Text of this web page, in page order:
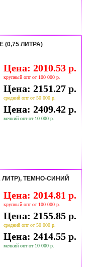
(0,75 ЛИТРА)
Цена: 2010.53 р.
крупный опт от 100 000 р.
Цена: 2151.27 р.
средний опт от 50 000 р.
Цена: 2409.42 р.
мелкий опт от 10 000 р.
ЛИТР), ТЕМНО-СИНИЙ
Цена: 2014.81 р.
крупный опт от 100 000 р.
Цена: 2155.85 р.
средний опт от 50 000 р.
Цена: 2414.55 р.
мелкий опт от 10 000 р.